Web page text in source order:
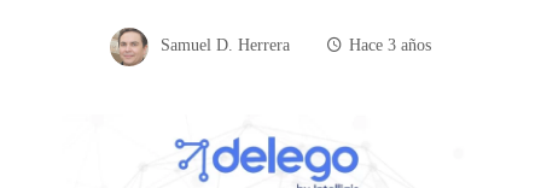
Samuel D. Herrera Hace 3 años